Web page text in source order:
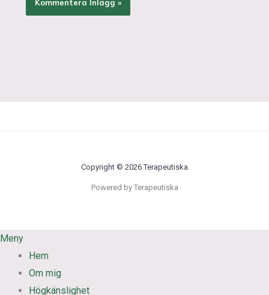
Copyright © 2026 Terapeutiska
Powered by Terapeutiska
Meny
Hem
Om mig
Högkänslighet